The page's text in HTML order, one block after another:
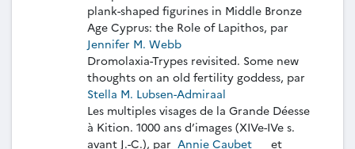
plank-shaped figurines in Middle Bronze
Age Cyprus: the Role of Lapithos, par
Jennifer M. Webb
Dromolaxia-Trypes revisited. Some new
thoughts on an old fertility goddess, par
Stella M. Lubsen-Admiraal
Les multiples visages de la Grande Déesse
à Kition. 1000 ans d’images (XIVe-IVe s.
avant J.-C.), par Annie Caubet
et